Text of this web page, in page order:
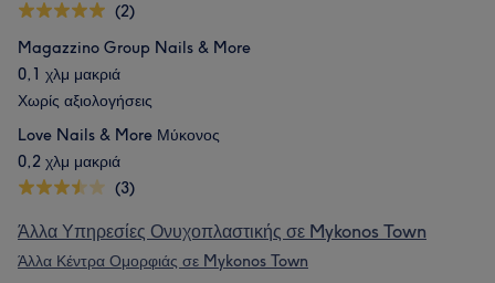
(2)
Magazzino Group Nails & More
0,1 χλμ μακριά
Χωρίς αξιολογήσεις
Love Nails & More Μύκονος
0,2 χλμ μακριά
(3)
Άλλα Υπηρεσίες Ονυχοπλαστικής σε Mykonos Town
Άλλα Κέντρα Ομορφιάς σε Mykonos Town